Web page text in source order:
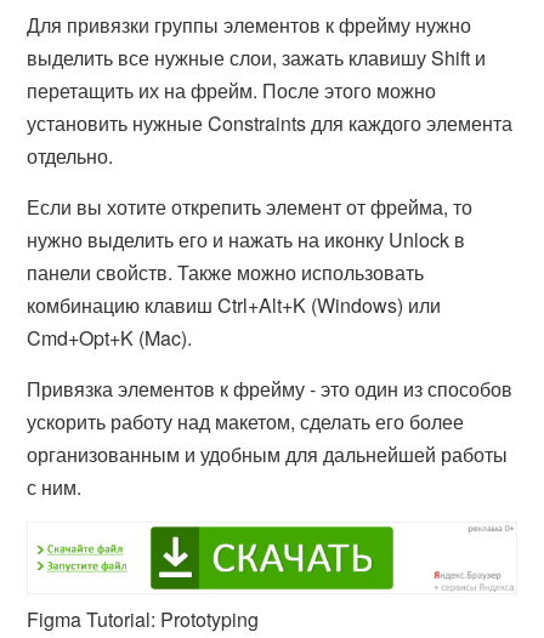
Для привязки группы элементов к фрейму нужно
выделить все нужные слои, зажать клавишу Shift и
перетащить их на фрейм. После этого можно
установить нужные Constraints для каждого элемента
отдельно.
Если вы хотите открепить элемент от фрейма, то
нужно выделить его и нажать на иконку Unlock в
панели свойств. Также можно использовать
комбинацию клавиш Ctrl+Alt+K (Windows) или
Cmd+Opt+K (Mac).
Привязка элементов к фрейму - это один из способов
ускорить работу над макетом, сделать его более
организованным и удобным для дальнейшей работы
с ним.
Figma Tutorial: Prototyping